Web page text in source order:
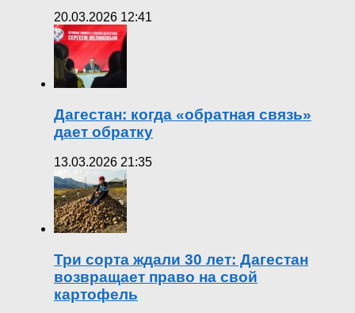
20.03.2026 12:41
Дагестан: когда «обратная связь»
дает обратку
13.03.2026 21:35
Три сорта ждали 30 лет: Дагестан
возвращает право на свой
картофель